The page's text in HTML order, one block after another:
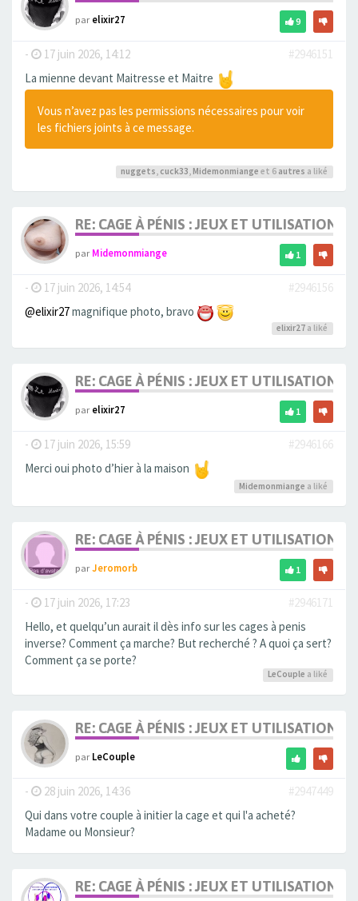
parelixir27 9
- 17 juin 2026, 14:12
#2946151
La mienne devant Maitresse et Maitre
Vous n’avez pas les permissions nécessaires pour voir
les fichiers joints à ce message.
nuggets, cuck33, Midemonmiange et 6 autres a liké
RE: CAGE À PÉNIS : JEUX ET UTILISATION,
parMidemonmiange 1
- 17 juin 2026, 14:54
#2946156
@elixir27magnifique photo, bravo
elixir27 a liké
RE: CAGE À PÉNIS : JEUX ET UTILISATION,
parelixir27 1
- 17 juin 2026, 15:59
#2946166
Merci oui photo d’hier à la maison
Midemonmiange a liké
RE: CAGE À PÉNIS : JEUX ET UTILISATION,
parJeromorb 1
- 17 juin 2026, 17:23
#2946171
Hello, et quelqu’un aurait il dès info sur les cages à penis
inverse? Comment ça marche? But recherché ? A quoi ça sert?
Comment ça se porte?
LeCouple a liké
RE: CAGE À PÉNIS : JEUX ET UTILISATION,
parLeCouple
- 28 juin 2026, 14:36
#2947449
Qui dans votre couple à initier la cage et qui l'a acheté?
Madame ou Monsieur?
RE: CAGE À PÉNIS : JEUX ET UTILISATION,